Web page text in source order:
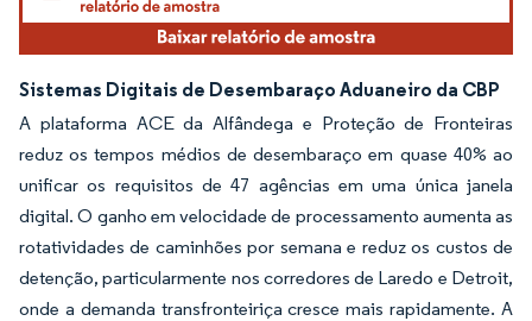
Sistemas Digitais de Desembaraço Aduaneiro da CBP
A plataforma ACE da Alfândega e Proteção de Fronteiras
reduz os tempos médios de desembaraço em quase 40% ao
unificar os requisitos de 47 agências em uma única janela
digital. O ganho em velocidade de processamento aumenta as
rotatividades de caminhões por semana e reduz os custos de
detenção, particularmente nos corredores de Laredo e Detroit,
onde a demanda transfronteiriça cresce mais rapidamente. A